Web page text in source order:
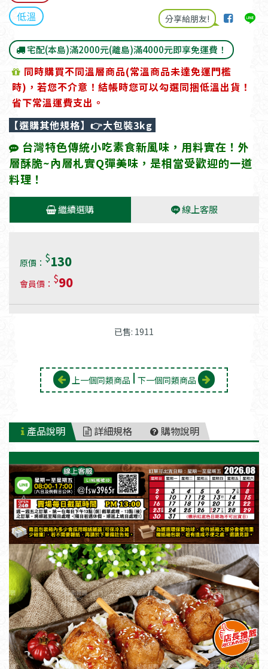
低溫 分享給朋友!
宅配(本島)滿2000元(離島)滿4000元即享免運費！
同時購買不同溫層商品(常溫商品未達免運門檻
時)，若您不介意！結帳時您可以勾選同捆低溫出貨！
省下常溫運費支出。
【選購其他規格】 👉大包裝3kg
台灣特色傳統小吃素食新風味，用料實在！外
層酥脆~內層札實Q彈美味，是相當受歡迎的一道
料理！
繼續選購 線上客服
原價： $130
會員價： $90
已售: 1911
上一個同類商品 下一個同類商品
產品說明 詳細規格 購物說明